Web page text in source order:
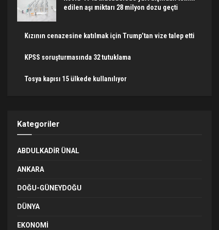
edilen aşı miktarı 28 milyon dozu geçti
Kızının cenazesine katılmak için Trump’tan vize talep etti
KPSS soruşturmasında 32 tutuklama
Tosya kapısı 15 ülkede kullanılıyor
Kategoriler
ABDULKADIR ÜNAL
ANKARA
DOĞU-GÜNEYDOĞU
DÜNYA
EKONOMI